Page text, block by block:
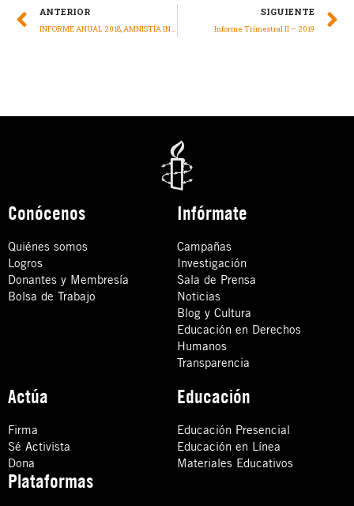
ANTERIOR
INFORME ANUAL 2018, AMNISTÍA INTERNACIONAL MÉXICO
SIGUIENTE
Informe Trimestral II – 2019
Conócenos
Quiénes somos
Logros
Donantes y Membresía
Bolsa de Trabajo
Infórmate
Campañas
Investigación
Sala de Prensa
Noticias
Blog y Cultura
Educación en Derechos
Humanos
Transparencia
Actúa
Firma
Sé Activista
Dona
Educación
Educación Presencial
Educación en Línea
Materiales Educativos
Plataformas